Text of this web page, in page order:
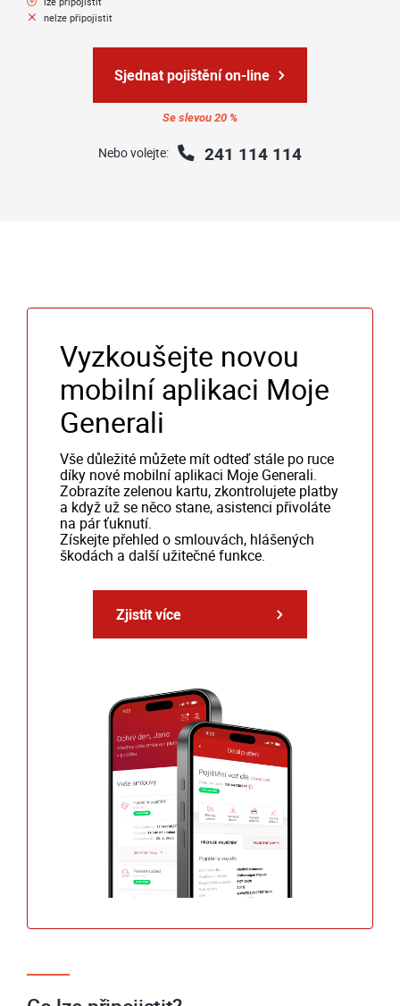
nelze připojistit
Sjednat pojištění on-line
Se slevou 20 %
Nebo volejte: 241 114 114
Vyzkoušejte novou
mobilní aplikaci Moje
Generali
Vše důležité můžete mít odteď stále po ruce
díky nové mobilní aplikaci Moje Generali.
Zobrazíte zelenou kartu, zkontrolujete platby
a když už se něco stane, asistenci přivoláte
na pár ťuknutí.
Získejte přehled o smlouvách, hlášených
škodách a další užitečné funkce.
Zjistit více